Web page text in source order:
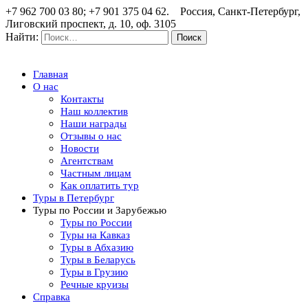
+7 962 700 03 80; +7 901 375 04 62. Россия, Санкт-Петербург,
Лиговский проспект, д. 10, оф. 3105
Найти:
Главная
О нас
Контакты
Наш коллектив
Наши награды
Отзывы о нас
Новости
Агентствам
Частным лицам
Как оплатить тур
Туры в Петербург
Туры по России и Зарубежью
Туры по России
Туры на Кавказ
Туры в Абхазию
Туры в Беларусь
Туры в Грузию
Речные круизы
Справка